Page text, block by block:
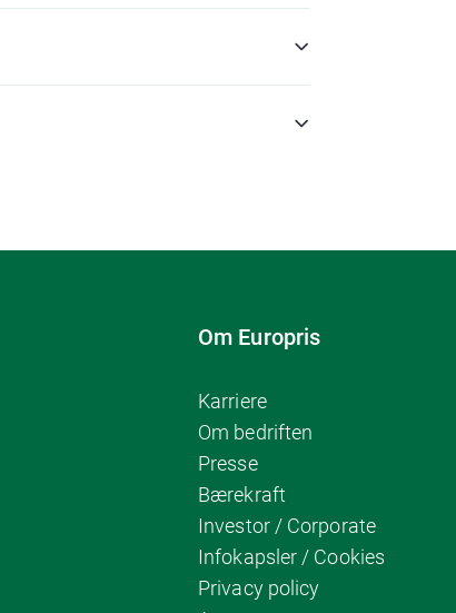
Om Europris
Karriere
Om bedriften
Presse
Bærekraft
Investor / Corporate
Infokapsler / Cookies
Privacy policy